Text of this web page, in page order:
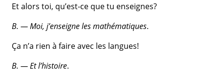
Et alors toi, qu’est-ce que tu enseignes?
B. — Moi, j’enseigne les mathématiques.
Ça n’a rien à faire avec les langues!
B. — Et l’histoire.